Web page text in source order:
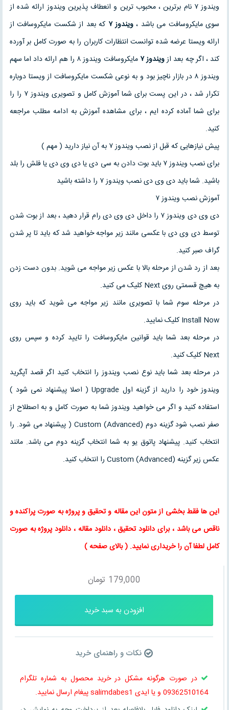
ویندوز ۷ نام برترین ، محبوب ترین و انعطاف پذیرین ویندوز ارائه شده از
سوی مایکروسافت می باشد ،ویندوز ۷ که بعد از شکست مایکروسافت از
ارائه ویستا عرضه شده توانست انتظارات کاربران را به صورت کامل بر آورده
کند ، اگر چه بعد ازویندوز ۷
مایکروسافت ویندوز ۸ را هم ارائه داد اما سهم
ویندوز ۸ در بازار ناچیز بود و به نوعی شکست مایکروسافت از ویستا دوباره
تکرار شد ، در این پست برای شما آموزش کامل و تصویری ویندوز ۷ را را
برای شما آماده کرده ایم ، برای مشاهده آموزش به ادامه مطلب مراجعه
کنید.
پیش نیازهایی که قبل از نصب ویندوز ۷ به آن نیاز دارید ( مهم )
برای نصب ویندوز ۷ باید بوت دادن به سی دی یا دی وی دی یا فلش را بلد
باشید. شما باید دی وی دی نصب ویندوز ۷ را داشته باشید
آموزش نصب ویندوز ۷
دی وی دی ویندوز ۷ را داخل دی وی دی رام قرار دهید ، بعد از بوت شدن
توسط دی وی دی با عکسی مانند زیر مواجه خواهید شد که باید تا پر شدن
گراف صبر کنید.
بعد از رد شدن از مرحله بالا با عکس زیر مواجه می شوید. بدون دست زدن
به هیچ قسمتی روی Next کلیک می کنید.
در مرحله سوم شما با تصویری مانند زیر مواجه می شوید که باید روی
Install Now کلیک نمایید.
در مرحله بعد شما باید قوانین مایکروسافت را تایید کرده و سپس روی
Next کلیک کنید.
در مرحله بعد شما باید نوع نصب ویندوز را انتخاب کنید اگر قصد آپگرید
ویندوز خود را دارید از گزینه اول Upgrade ( اصلا پیشنهاد نمی شود )
استفاده کنید و اگر می خواهید ویندوز شما به صورت کامل و به اصطلاح از
صفر نصب شود گزینه دوم Custom (Advanced) ( پیشنهاد می شود. را
انتخاب کنید. پیشنهاد پاتوق یو به شما انتخاب گزینه دوم می باشد. مانند
عکس زیر گزینه Custom (Advanced) را انتخاب کنید.
این ها فقط بخشی از متون اینمقاله وتحقیق و پروژه به صورت پراکنده و
ناقص می باشد ، برای دانلود تحقیق ، دانلود مقاله ، دانلود پروژه به صورت
کامل لطفا آن را خریداری نمایید. ( بالای صفحه )
179,000 تومان
افزودن به سبد خرید
نکات و راهنمای خرید
در صورت هرگونه مشکل در خرید محصول به شماره تلگرام
09362510164 و یا ایدی salimdabes1 پیغام ارسال نمایید.